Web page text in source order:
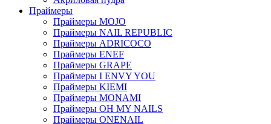
Праймеры
Праймеры MOJO
Праймеры NAIL REPUBLIC
Праймеры ADRICOCO
Праймеры ENEF
Праймеры GRAPE
Праймеры I ENVY YOU
Праймеры KIEMI
Праймеры MONAMI
Праймеры OH MY NAILS
Праймеры ONENAIL